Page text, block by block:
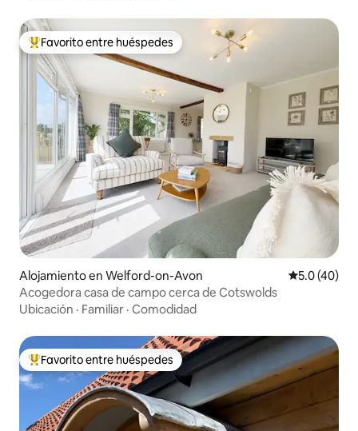
Favorito entre huéspedes preferido
Favorito entre huéspedes
Alojamiento en Welford-on-Avon Calificación
5.0 (40)
Acogedora casa de campo cerca de Cotswolds
Ubicación · Familiar · Comodidad
Favorito entre huéspedes preferido
Favorito entre huéspedes